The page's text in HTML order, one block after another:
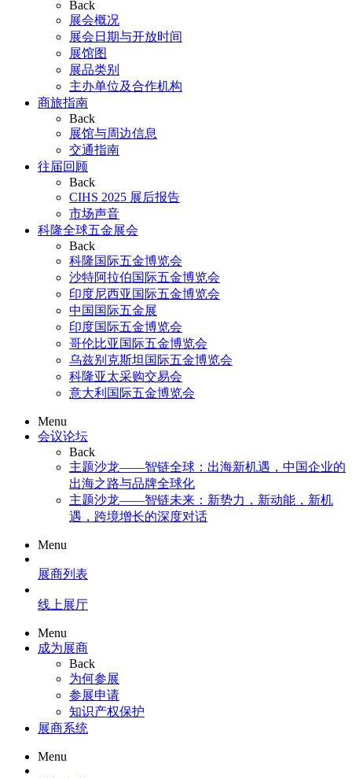
Back
展会概况
展会日期与开放时间
展馆图
展品类别
主办单位及合作机构
商旅指南
Back
展馆与周边信息
交通指南
往届回顾
Back
CIHS 2025 展后报告
市场声音
科隆全球五金展会
Back
科隆国际五金博览会
沙特阿拉伯国际五金博览会
印度尼西亚国际五金博览会
中国国际五金展
印度国际五金博览会
哥伦比亚国际五金博览会
乌兹别克斯坦国际五金博览会
科隆亚太采购交易会
意大利国际五金博览会
Menu
会议论坛
Back
主题沙龙——智链全球：出海新机遇，中国企业的
出海之路与品牌全球化
主题沙龙——智链未来：新势力，新动能，新机
遇，跨境增长的深度对话
Menu
展商列表
线上展厅
Menu
成为展商
Back
为何参展
参展申请
知识产权保护
展商系统
Menu